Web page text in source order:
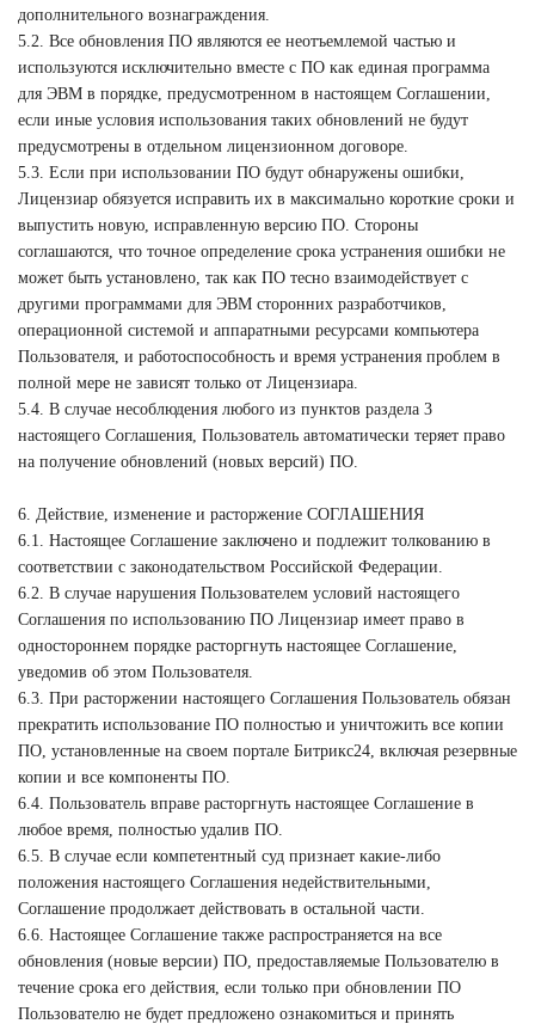
дополнительного вознаграждения.
5.2. Все обновления ПО являются ее неотъемлемой частью и
используются исключительно вместе с ПО как единая программа
для ЭВМ в порядке, предусмотренном в настоящем Соглашении,
если иные условия использования таких обновлений не будут
предусмотрены в отдельном лицензионном договоре.
5.3. Если при использовании ПО будут обнаружены ошибки,
Лицензиар обязуется исправить их в максимально короткие сроки и
выпустить новую, исправленную версию ПО. Стороны
соглашаются, что точное определение срока устранения ошибки не
может быть установлено, так как ПО тесно взаимодействует с
другими программами для ЭВМ сторонних разработчиков,
операционной системой и аппаратными ресурсами компьютера
Пользователя, и работоспособность и время устранения проблем в
полной мере не зависят только от Лицензиара.
5.4. В случае несоблюдения любого из пунктов раздела 3
настоящего Соглашения, Пользователь автоматически теряет право
на получение обновлений (новых версий) ПО.
6. Действие, изменение и расторжение СОГЛАШЕНИЯ
6.1. Настоящее Соглашение заключено и подлежит толкованию в
соответствии с законодательством Российской Федерации.
6.2. В случае нарушения Пользователем условий настоящего
Соглашения по использованию ПО Лицензиар имеет право в
одностороннем порядке расторгнуть настоящее Соглашение,
уведомив об этом Пользователя.
6.3. При расторжении настоящего Соглашения Пользователь обязан
прекратить использование ПО полностью и уничтожить все копии
ПО, установленные на своем портале Битрикс24, включая резервные
копии и все компоненты ПО.
6.4. Пользователь вправе расторгнуть настоящее Соглашение в
любое время, полностью удалив ПО.
6.5. В случае если компетентный суд признает какие-либо
положения настоящего Соглашения недействительными,
Соглашение продолжает действовать в остальной части.
6.6. Настоящее Соглашение также распространяется на все
обновления (новые версии) ПО, предоставляемые Пользователю в
течение срока его действия, если только при обновлении ПО
Пользователю не будет предложено ознакомиться и принять